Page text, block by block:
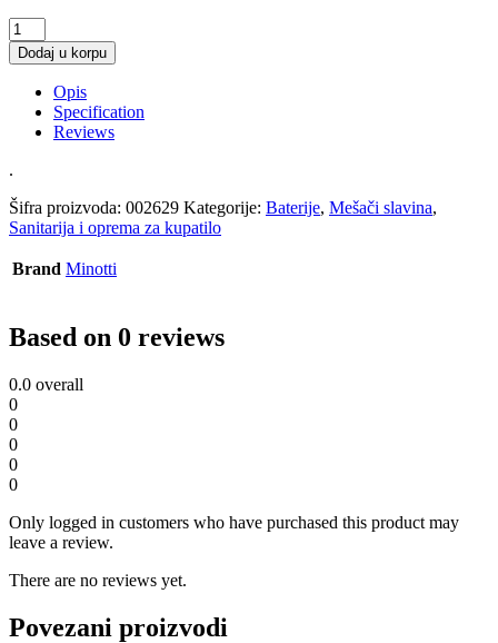
Mešač
baterije
FI25
hladnu
vodu
quantity
Dodaj u korpu
Opis
Specification
Reviews
.
Šifra proizvoda: 002629 Kategorije: Baterije, Mešači slavina,
Sanitarija i oprema za kupatilo
Brand Minotti
Based on 0 reviews
0.0 overall
0
0
0
0
0
Only logged in customers who have purchased this product may
leave a review.
There are no reviews yet.
Povezani proizvodi